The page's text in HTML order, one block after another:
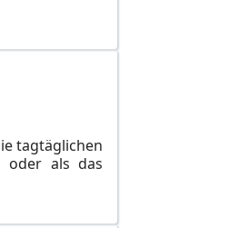
tagtäglichen
oder als das